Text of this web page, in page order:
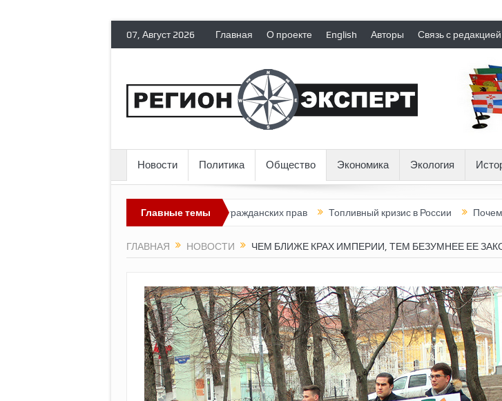
07, Август 2026 Главная О проекте English Авторы Связь с редакцией
Новости Политика Общество Экономика Экология
Главные темы
политических эмигрантов гражданских прав Топливный кризис в России Почему нынешняя
ГЛАВНАЯ НОВОСТИ ЧЕМ БЛИЖЕ КРАХ ИМПЕРИИ, ТЕМ БЕЗУМНЕЕ ЕЕ